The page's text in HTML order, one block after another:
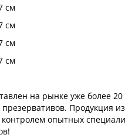
см
см
см
см
на рынке уже более
Продукция
опытных